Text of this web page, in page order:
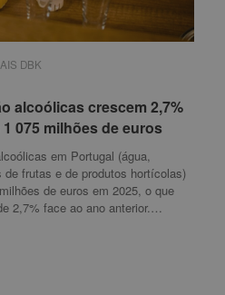
DBK
alcoólicas crescem 2,7%
075 milhões de euros
em Portugal (água,
frutas e de produtos hortícolas)
de euros em 2025, o que
2,7% face ao ano anterior.…
DBK
alcoólicas crescem 2,7%
075 milhões de euros